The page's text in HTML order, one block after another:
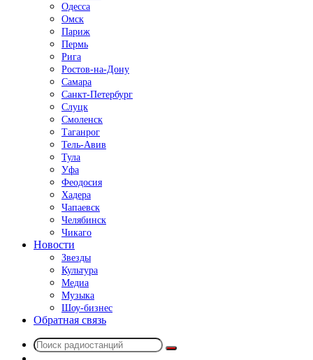
Одесса
Омск
Париж
Пермь
Рига
Ростов-на-Дону
Самара
Санкт-Петербург
Слуцк
Смоленск
Таганрог
Тель-Авив
Тула
Уфа
Феодосия
Хадера
Чапаевск
Челябинск
Чикаго
Новости
Звезды
Культура
Медиа
Музыка
Шоу-бизнес
Обратная связь
Поиск